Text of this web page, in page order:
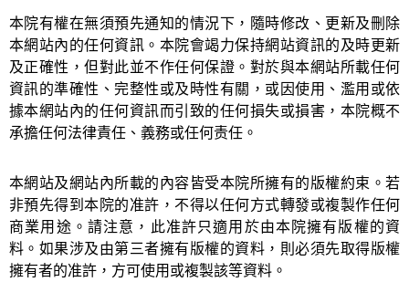
本院有權在無須預先通知的情況下，隨時修改、更新及刪除
本網站內的任何資訊。本院會竭力保持網站資訊的及時更新
及正確性，但對此並不作任何保證。對於與本網站所載任何
資訊的準確性、完整性或及時性有關，或因使用、濫用或依
據本網站內的任何資訊而引致的任何損失或損害，本院概不
承擔任何法律責任、義務或任何责任。
本網站及網站內所載的內容皆受本院所擁有的版權約束。若
非預先得到本院的准許，不得以任何方式轉發或複製作任何
商業用途。請注意，此准許只適用於由本院擁有版權的資
料。如果涉及由第三者擁有版權的資料，則必須先取得版權
擁有者的准許，方可使用或複製該等資料。